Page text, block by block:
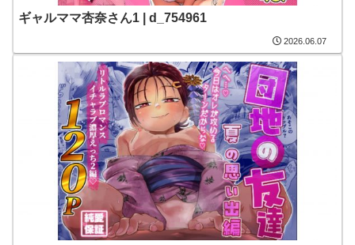
ギャルママ杏奈さん1 | d_754961
2026.06.07